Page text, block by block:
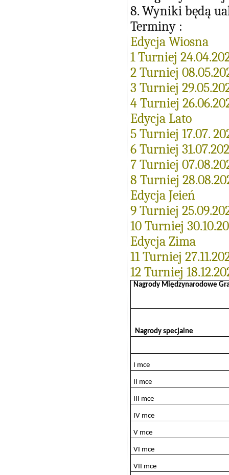
8. Wyniki będą
Terminy :
Edycja Wiosna
1 Turniej
2 Turniej
3 Turniej
4 Turniej
Edycja Lato
5 Turniej 17.07.
6 Turniej
7 Turniej
8 Turniej
Edycja Jeień
9 Turniej
10 Turniej
Edycja Zima
11 Turniej
12 Turniej
Nagrody Międzynarodowe
Nagrody specjalne
I mce
II mce
III mce
IV mce
V mce
VI mce
VII mce